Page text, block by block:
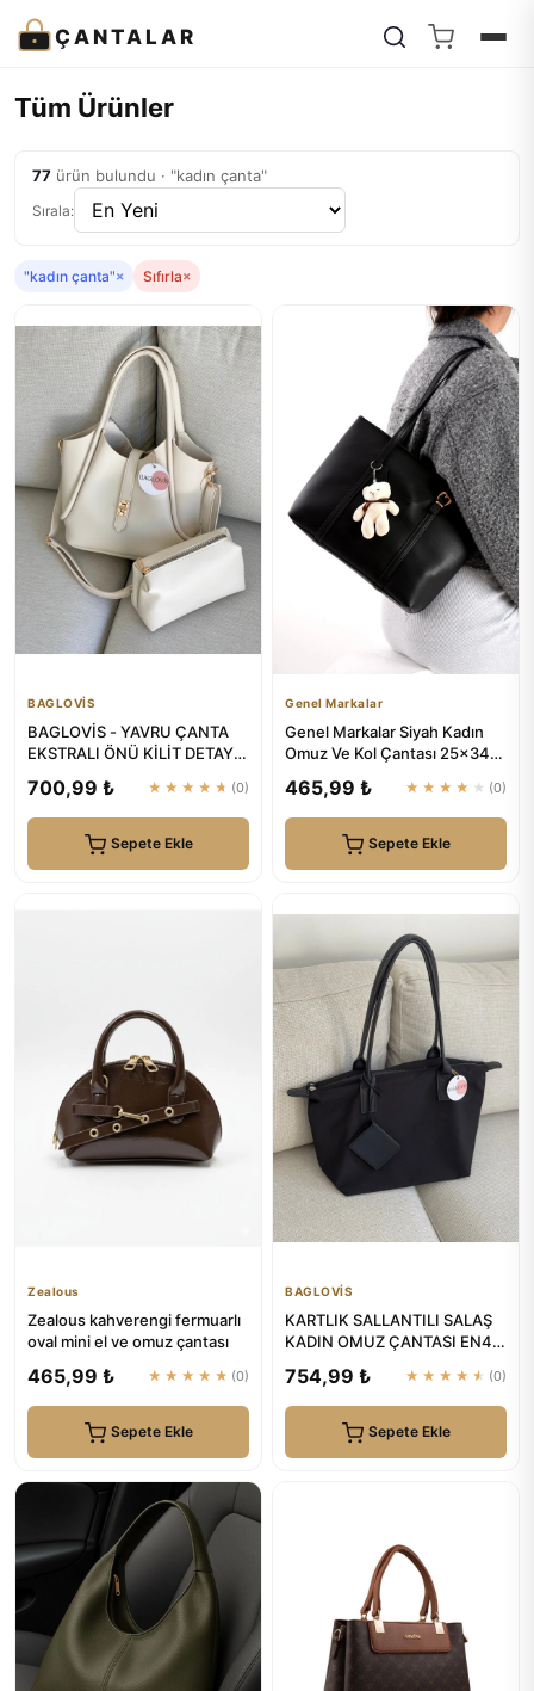
ÇANTALAR
Tüm Ürünler
77 ürün bulundu · "kadın çanta"
Sırala:
"kadın çanta"× Sıfırla×
BAGLOVİS
BAGLOVİS - YAVRU ÇANTA
EKSTRALI ÖNÜ KİLİT DETAYLI
700,99 ₺ ★★★★★ (0)
Sepete Ekle
Genel Markalar
Genel Markalar Siyah Kadın
Omuz Ve Kol Çantası 25x34
465,99 ₺ ★★★★★ (0)
Sepete Ekle
Zealous
Zealous kahverengi fermuarlı
oval mini el ve omuz çantası
465,99 ₺ ★★★★★ (0)
Sepete Ekle
BAGLOVİS
KARTLIK SALLANTILI SALAŞ
KADIN OMUZ ÇANTASI EN42
754,99 ₺ ★★★★★ (0)
Sepete Ekle